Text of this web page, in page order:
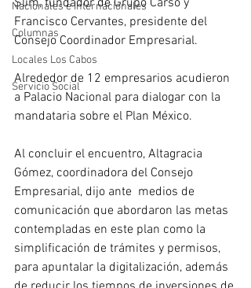
Nacionales e Internacionales
Columnas
Locales Los Cabos
Servicio Social
Francisco Cervantes, presidente del
Consejo Coordinador Empresarial.
Alrededor de 12 empresarios acudieron
a Palacio Nacional para dialogar con la
mandataria sobre el Plan México.
Al concluir el encuentro, Altagracia
Gómez, coordinadora del Consejo
Empresarial, dijo ante  medios de
comunicación que abordaron las metas
contempladas en este plan como la
simplificación de trámites y permisos,
para apuntalar la digitalización, además